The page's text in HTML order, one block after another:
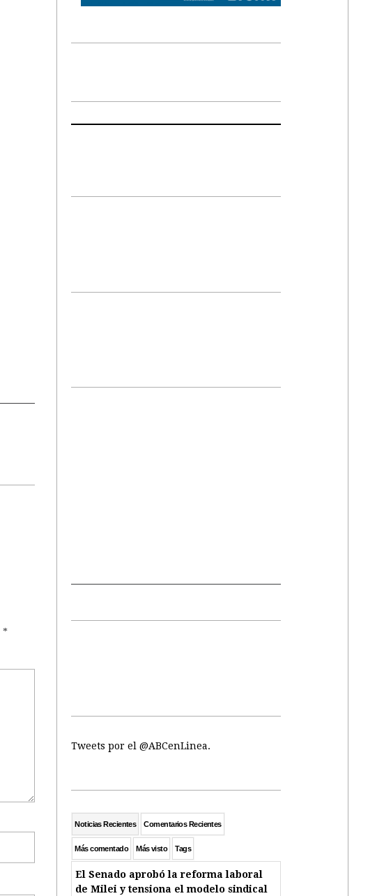
*
Tweets por el @ABCenLinea.
Noticias Recientes Comentarios Recientes
Más comentado Más visto Tags
El Senado aprobó la reforma laboral
de Milei y tensiona el modelo sindical